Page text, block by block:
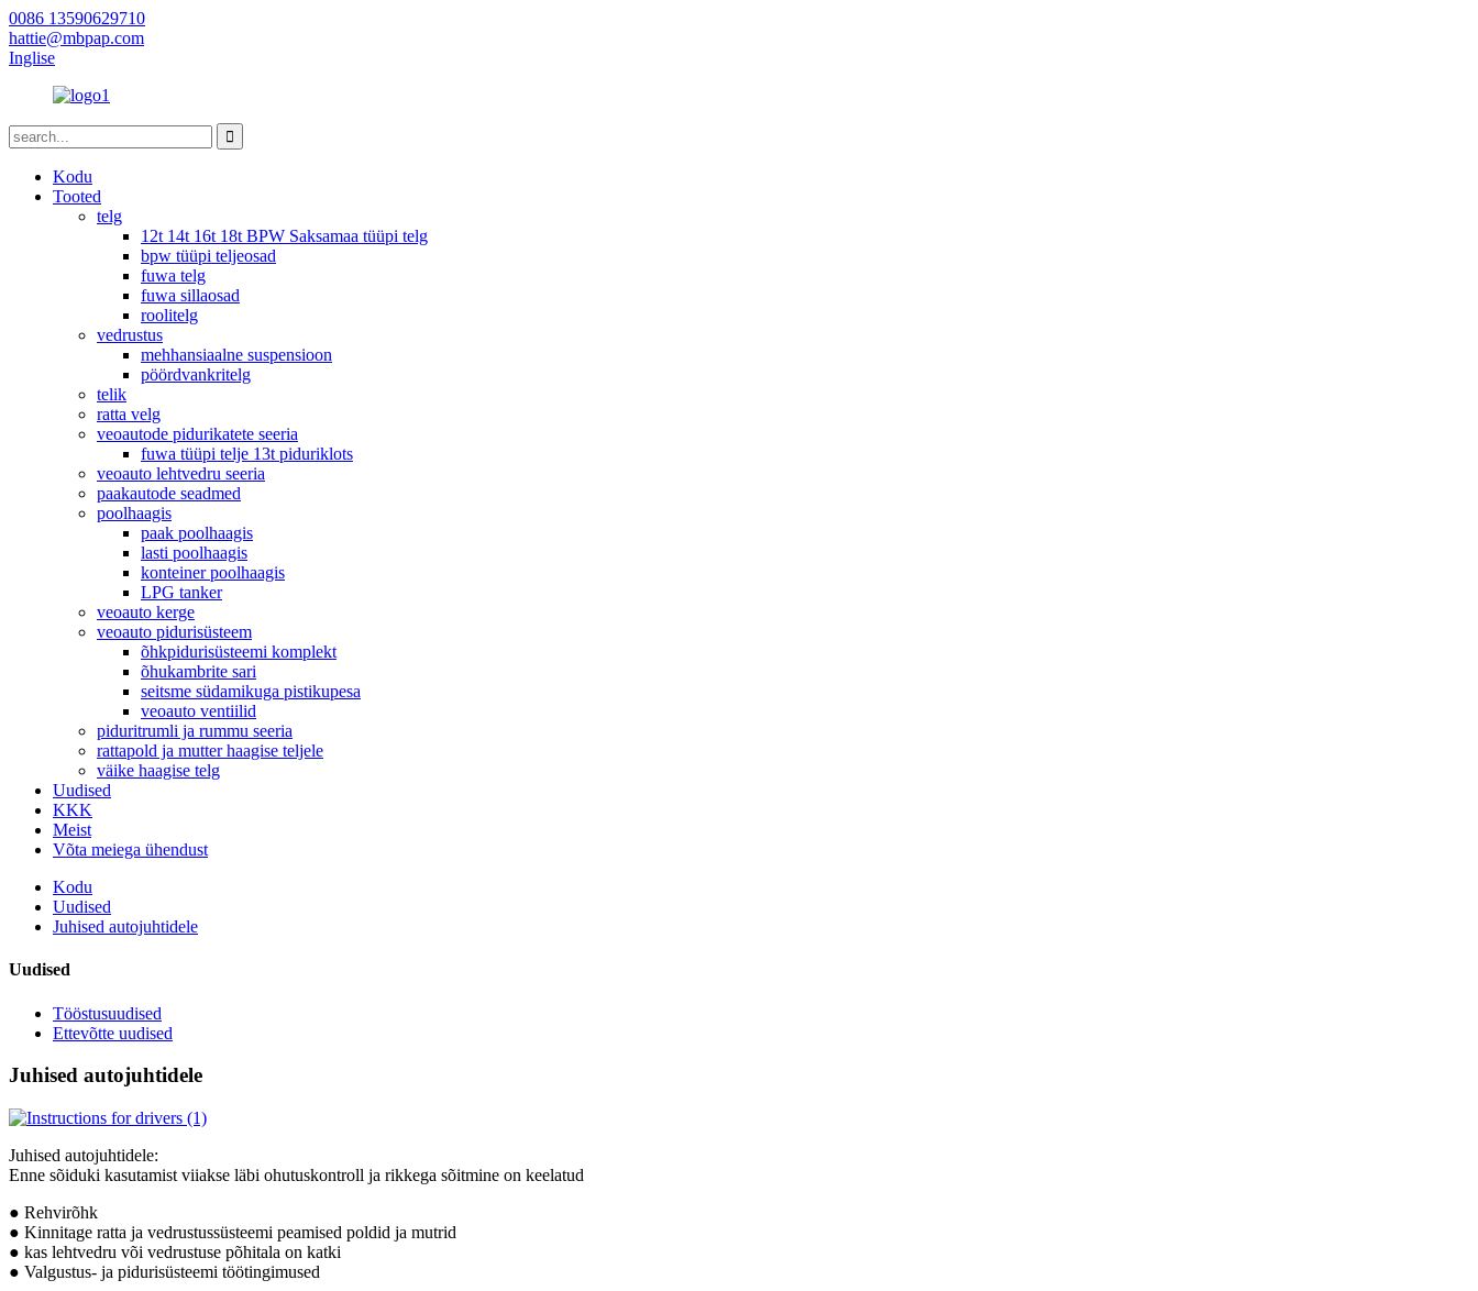
0086 13590629710
hattie@mbpap.com
Inglise
Kodu
Tooted
telg
12t 14t 16t 18t BPW Saksamaa tüüpi telg
bpw tüüpi teljeosad
fuwa telg
fuwa sillaosad
roolitelg
vedrustus
mehhansiaalne suspensioon
pöördvankritelg
telik
ratta velg
veoautode pidurikatete seeria
fuwa tüüpi telje 13t piduriklots
veoauto lehtvedru seeria
paakautode seadmed
poolhaagis
paak poolhaagis
lasti poolhaagis
konteiner poolhaagis
LPG tanker
veoauto kerge
veoauto pidurisüsteem
õhkpidurisüsteemi komplekt
õhukambrite sari
seitsme südamikuga pistikupesa
veoauto ventiilid
piduritrumli ja rummu seeria
rattapold ja mutter haagise teljele
väike haagise telg
Uudised
KKK
Meist
Võta meiega ühendust
Kodu
Uudised
Juhised autojuhtidele
Uudised
Tööstusuudised
Ettevõtte uudised
Juhised autojuhtidele
Juhised autojuhtidele:
Enne sõiduki kasutamist viiakse läbi ohutuskontroll ja rikkega sõitmine on keelatud
● Rehvirõhk
● Kinnitage ratta ja vedrustussüsteemi peamised poldid ja mutrid
● kas lehtvedru või vedrustuse põhitala on katki
● Valgustus- ja pidurisüsteemi töötingimused